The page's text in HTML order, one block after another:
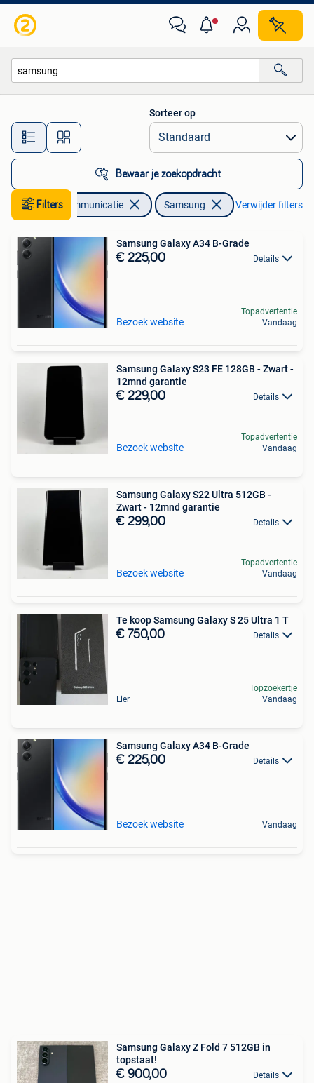
Alle afstanden…
Sorteer op
Bewaar je zoekopdracht
Filters
Telecommunicatie Samsung Verwijder filters
Samsung Galaxy A34 B-Grade
€ 225,00 Details
Bezoek website
Topadvertentie
Vandaag
Samsung Galaxy S23 FE 128GB - Zwart -
12mnd garantie
€ 229,00 Details
Bezoek website
Topadvertentie
Vandaag
Samsung Galaxy S22 Ultra 512GB -
Zwart - 12mnd garantie
€ 299,00 Details
Bezoek website
Topadvertentie
Vandaag
Te koop Samsung Galaxy S 25 Ultra 1 T
€ 750,00 Details
Lier
Topzoekertje
Vandaag
Samsung Galaxy A34 B-Grade
€ 225,00 Details
Bezoek website Vandaag
Samsung Galaxy Z Fold 7 512GB in
topstaat!
€ 900,00 Details